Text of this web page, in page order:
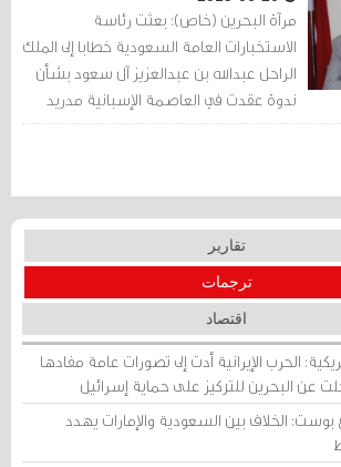
مرآة البحرين (خاص): بعثت رئاسة
الاستخبارات العامة السعودية خطابا إلى الملك
الراحل عبدالله بن عبدالعزيز آل سعود بشأن
ندوة عقدت في العاصمة الإسبانية مدريد
بشأن الإصلاح الدستودي أوردت فيه أسماء
تقارير
ترجمات
اقتصاد
الحرب الإيرانية أدت إلى تصورات عامة مفادها
عن البحرين للتركيز على حماية إسرائيل
الخلاف بين السعودية والإمارات يهدد